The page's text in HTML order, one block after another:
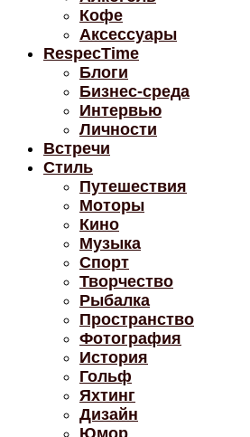
Кофе
Аксессуары
RespecTime
Блоги
Бизнес-среда
Интервью
Личности
Встречи
Стиль
Путешествия
Моторы
Кино
Музыка
Спорт
Творчество
Рыбалка
Пространство
Фотография
История
Гольф
Яхтинг
Дизайн
Юмор